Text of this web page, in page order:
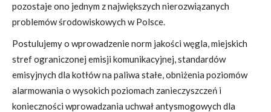
pozostaje ono jednym z największych nierozwiązanych
problemów środowiskowych w Polsce.
Postulujemy o wprowadzenie norm jakości węgla, miejskich
stref ograniczonej emisji komunikacyjnej, standardów
emisyjnych dla kotłów na paliwa stałe, obniżenia poziomów
alarmowania o wysokich poziomach zanieczyszczeń i
konieczności wprowadzania uchwał antysmogowych dla